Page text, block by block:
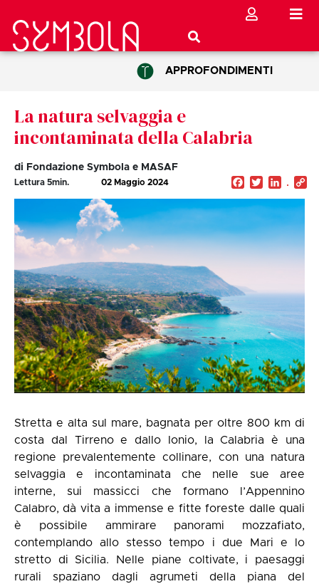
APPROFONDIMENTI
La natura selvaggia e
incontaminata della Calabria
di Fondazione Symbola e MASAF
Lettura 5min. 02 Maggio 2024 Facebook
Twitter
Stretta e alta sul mare, bagnata per oltre 800 km di
costa dal Tirreno e dallo Ionio, la Calabria è una
regione prevalentemente collinare, con una natura
selvaggia e incontaminata che nelle sue aree
interne, sui massicci che formano l’Appennino
Calabro, dà vita a immense e fitte foreste dalle quali
è possibile ammirare panorami mozzafiato,
contemplando allo stesso tempo i due Mari e lo
stretto di Sicilia. Nelle piane coltivate, i paesaggi
rurali spaziano dagli agrumeti della piana del